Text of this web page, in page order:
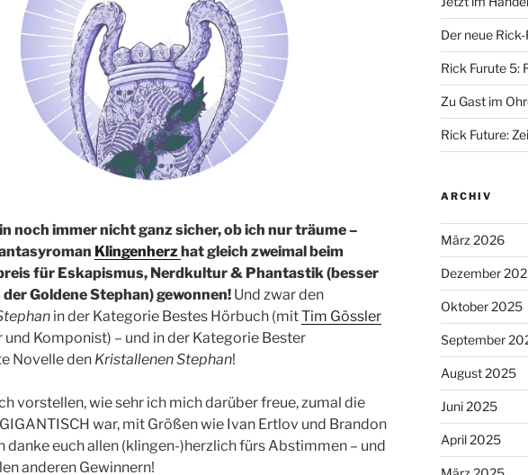
noch immer nicht ganz sicher, ob ich nur träume –
Klingenherz hat gleich zweimal beim
für Eskapismus, Nerdkultur & Phantastik (besser
Goldene Stephan) gewonnen! Und zwar den
in der Kategorie Bestes Hörbuch (mitTim Gössler
und Komponist) – und in der Kategorie Bester
Novelle den Kristallenen Stephan!
vorstellen, wie sehr ich mich darüber freue, zumal die
war, mit Größen wie Ivan Ertlov und Brandon
danke euch allen (klingen-)herzlich fürs Abstimmen – und
anderen Gewinnern!
Der neue
Rick Furute 5:
Zu Gast im
Rick Future:
ARCHIV
März 2026
Dezember
Oktober 2025
September
August 2025
Juni 2025
April 2025